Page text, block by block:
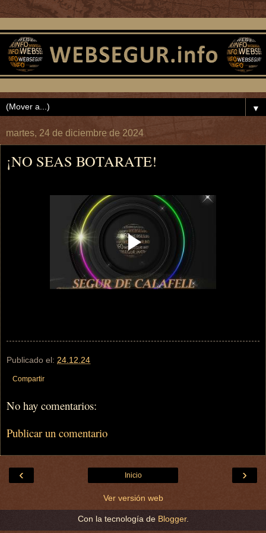
▼
martes, 24 de diciembre de 2024
¡NO SEAS BOTARATE!
Publicado el: 24.12.24
Compartir
No hay comentarios:
Publicar un comentario
‹ ›
Inicio
Ver versión web
Con la tecnología de Blogger.